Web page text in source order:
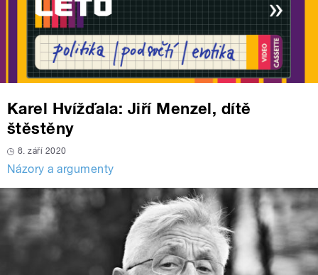
Karel Hvížďala: Jiří Menzel, dítě
štěstěny
8. září 2020
Názory a argumenty